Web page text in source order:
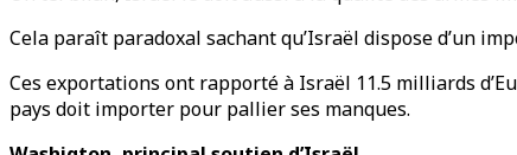
Cela paraît paradoxal sachant qu’Israël dispose d’un
Ces exportations ont rapporté à Israël 11.5 milliards
pays doit importer pour pallier ses manques.